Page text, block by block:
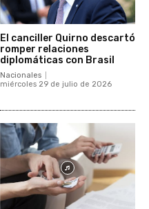
El canciller Quirno descartó
romper relaciones
diplomáticas con Brasil
Nacionales
miércoles 29 de julio de 2026